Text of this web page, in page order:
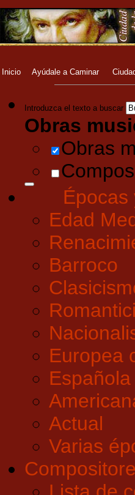
Inicio Ayúdale a Caminar
Introduzca el texto a buscar
Obras
Obras
Épocas
Edad
Barroco
Europea
Actual
Varias